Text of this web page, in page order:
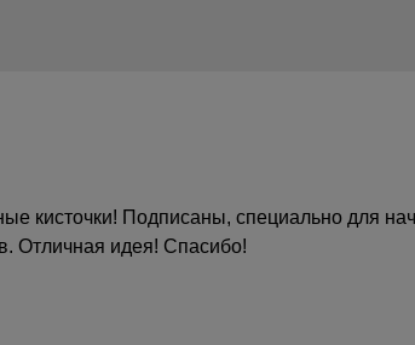
кисточки! Подписаны, специально для
Отличная идея! Спасибо!
кисти